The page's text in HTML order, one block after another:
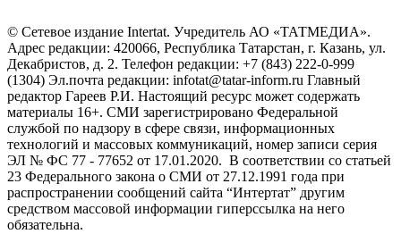
© Сетевое издание Intertat. Учредитель АО «ТАТМЕДИА».
Адрес редакции: 420066, Республика Татарстан, г. Казань, ул.
Декабристов, д. 2. Телефон редакции: +7 (843) 222-0-999
(1304) Эл.почта редакции: infotat@tatar-inform.ru Главный
редактор Гареев Р.И. Настоящий ресурс может содержать
материалы 16+. СМИ зарегистрировано Федеральной
службой по надзору в сфере связи, информационных
технологий и массовых коммуникаций, номер записи серия
ЭЛ № ФС 77 - 77652 от 17.01.2020. В соответствии со статьей
23 Федерального закона о СМИ от 27.12.1991 года при
распространении сообщений сайта “Интертат” другим
средством массовой информации гиперссылка на него
обязательна.